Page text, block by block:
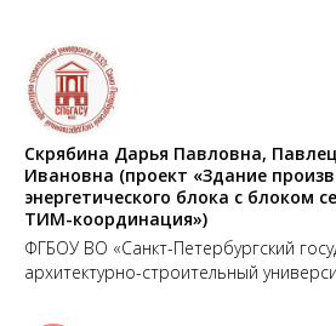
Скрябина Дарья Павловна,
Ивановна (проект «Здание
энергетического блока с блоком
ТИМ-координация»)
ФГБОУ ВО «Санкт-Петербургский
архитектурно-строительный